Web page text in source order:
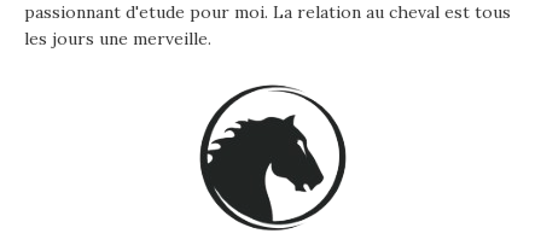
passionnant d'etude pour moi. La relation au cheval est tous
les jours une merveille.